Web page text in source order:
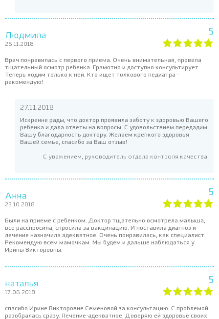
Людмила
26.11.2018
5
Врач понравилась с первого приема. Очень внимательная, провела
тщательный осмотр ребенка. Грамотно и доступно консультирует.
Теперь ходим только к ней. Кто ищет толкового педиатра -
рекомендую!
27.11.2018
Искренне рады, что доктор проявила заботу к здоровью Вашего
ребенка и дала ответы на вопросы. С удовольствием передадим
Вашу благодарность доктору. Желаем крепкого здоровья
Вашей семье, спасибо за Ваш отзыв!
С уважением, руководитель отдела контроля качества.
Анна
23.10.2018
5
Были на приеме с ребенком. Доктор тщательно осмотрела малыша,
все расспросила, спросила за вакцинацию. И поставила диагноз и
лечение назначила адекватное. Очень понравилась, как специалист.
Рекомендую всем мамочкам. Мы будем и дальше наблюдаться у
Ирины Викторовны.
наталья
17.06.2018
5
спасибо Ирине Викторовне Семеновой за консультацию. С проблемой
разобралась сразу. Лечение-адекватное. Доверяю ей здоровье своих